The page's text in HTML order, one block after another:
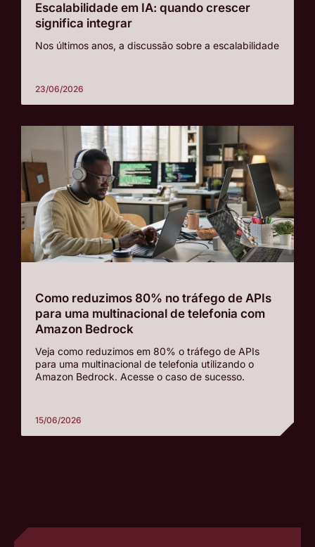
Escalabilidade em IA: quando crescer
significa integrar
Nos últimos anos, a discussão sobre a escalabilidade
23/06/2026
Como reduzimos 80% no tráfego de APIs
para uma multinacional de telefonia com
Amazon Bedrock
Veja como reduzimos em 80% o tráfego de APIs
para uma multinacional de telefonia utilizando o
Amazon Bedrock. Acesse o caso de sucesso.
15/06/2026